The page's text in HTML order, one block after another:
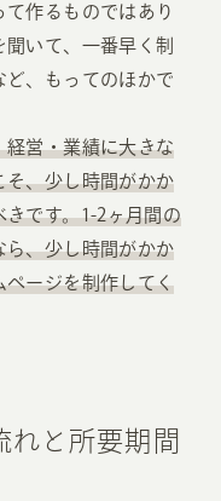
作るものではあり
いて、一番早く制
、もってのほかで
経営・業績に大きな
そ、少し時間がかか
です。1-2ヶ月間の
ら、少し時間がかか
ページを制作してく
れと所要期間